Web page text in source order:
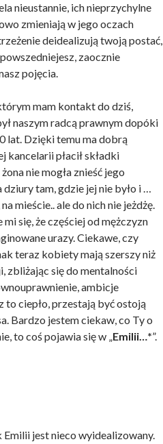
nieustannie, ich nieprzychylne
zmieniają w jego oczach
deidealizują twoją postać,
zaocznie
pojęcia.
mam kontakt do dziś,
naszym radcą prawnym dopóki
lat. Dzięki temu ma dobrą
kancelarii płacił składki
nie mogła znieść jego
dziury tam, gdzie jej nie było i …
mieście.. ale do nich nie jeżdżę.
się, że częściej od mężczyzn
urazy. Ciekawe, czy
teraz kobiety mają szerszy niż
zbliżając się do mentalności
ambicje
to ciepło, przestają być ostoją
Bardzo jestem ciekaw, co Ty o
to coś pojawia się w „Emilii…*”.
jest nieco wyidealizowany.